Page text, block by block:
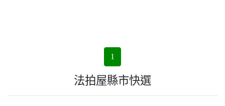
1
法拍屋縣市快選